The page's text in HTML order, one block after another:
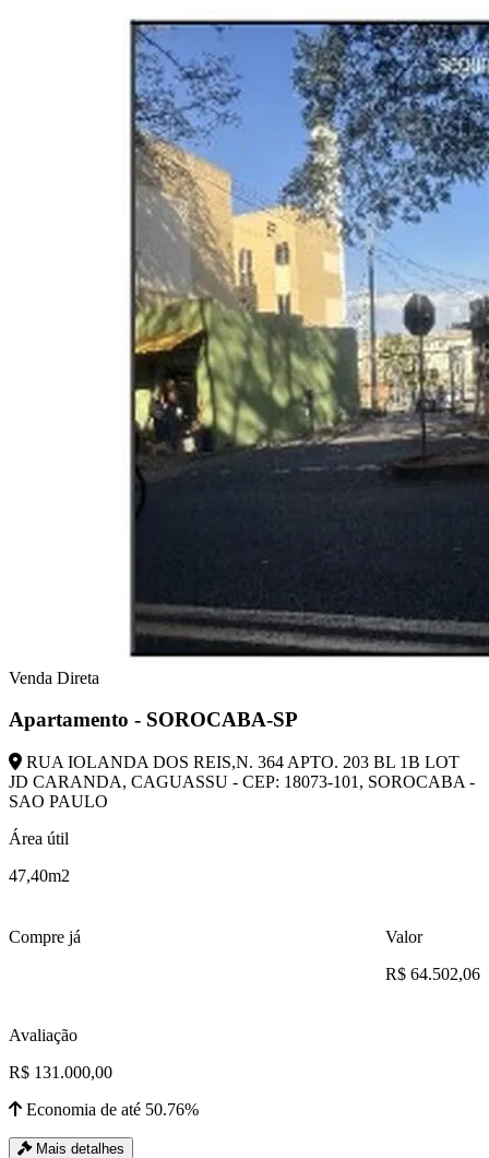
Venda Direta
Apartamento - SOROCABA-SP
RUA IOLANDA DOS REIS,N. 364 APTO. 203 BL 1B LOT
JD CARANDA, CAGUASSU - CEP: 18073-101, SOROCABA -
SAO PAULO
Área útil
47,40m2
Compre já
Valor
R$ 64.502,06
Avaliação
R$ 131.000,00
Economia de até 50.76%
Mais detalhes